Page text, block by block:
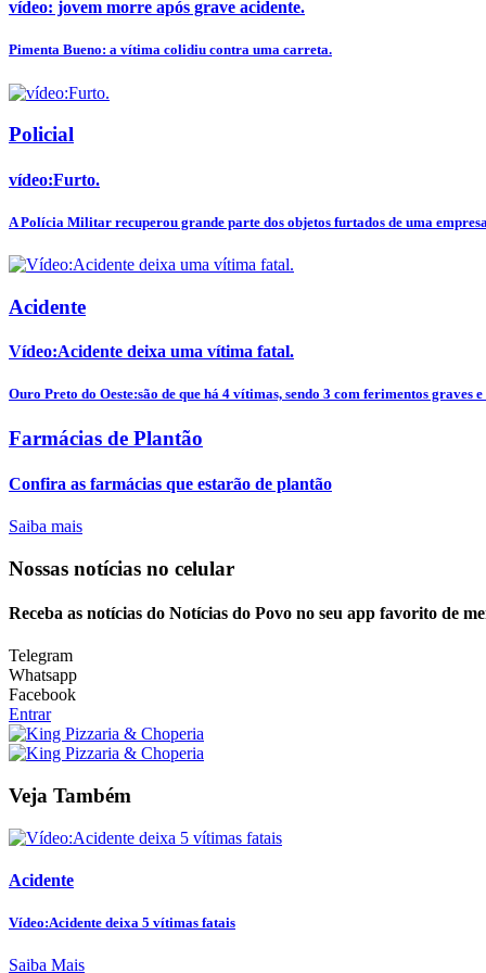
vídeo: jovem morre após grave acidente.
Pimenta Bueno: a vítima colidiu contra uma carreta.
Policial
vídeo:Furto.
A Polícia Militar recuperou grande parte dos objetos furtados de uma
Acidente
Vídeo:Acidente deixa uma vítima fatal.
Ouro Preto do Oeste:são de que há 4 vítimas, sendo 3 com ferimentos graves
Farmácias de Plantão
Confira as farmácias que estarão de plantão
Saiba mais
Nossas notícias no celular
Receba as notícias do Notícias do Povo no seu app favorito de
Telegram
Whatsapp
Facebook
Entrar
Veja Também
Acidente
Vídeo:Acidente deixa 5 vítimas fatais
Saiba Mais